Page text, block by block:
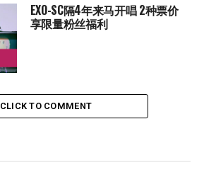
EXO-SC隔4年来马开唱 2种票价
享限量粉丝福利
CLICK TO COMMENT